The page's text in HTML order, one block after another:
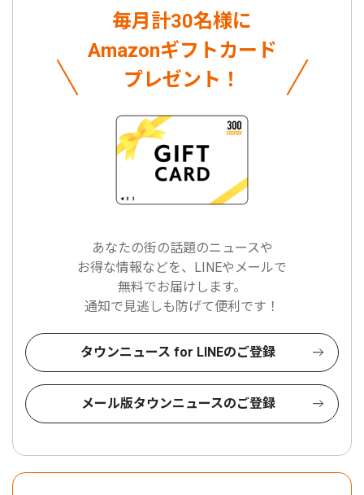
毎月計30名様に
Amazonギフトカード
プレゼント！
あなたの街の話題のニュースや
お得な情報などを、LINEやメールで
無料でお届けします。
通知で見逃しも防げて便利です！
タウンニュース for LINEのご登録
メール版タウンニュースのご登録